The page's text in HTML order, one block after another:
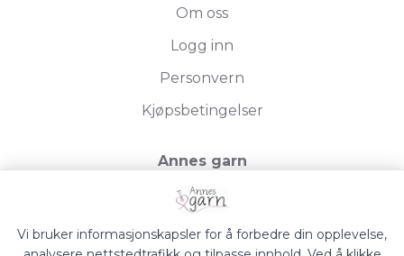
Om oss
Logg inn
Personvern
Kjøpsbetingelser
Annes garn
Storgata 19, 2750 Gran
Org.nr. 994050613
Vi bruker informasjonskapsler for å forbedre din opplevelse,